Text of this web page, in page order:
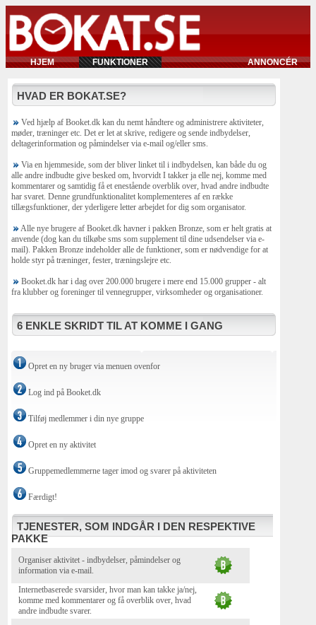
HJEM FUNKTIONER ANNONCÉR
HVAD ER BOKAT.SE?
Ved hjælp af Booket.dk kan du nemt håndtere og administrere aktiviteter,
møder, træninger etc. Det er let at skrive, redigere og sende indbydelser,
deltagerinformation og påmindelser via e-mail og/eller sms.
Via en hjemmeside, som der bliver linket til i indbydelsen, kan både du og
alle andre indbudte give besked om, hvorvidt I takker ja elle nej, komme med
kommentarer og samtidig få et enestående overblik over, hvad andre indbudte
har svaret. Denne grundfunktionalitet komplementeres af en række
tillægsfunktioner, der yderligere letter arbejdet for dig som organisator.
Alle nye brugere af Booket.dk havner i pakken Bronze, som er helt gratis at
anvende (dog kan du tilkøbe sms som supplement til dine udsendelser via e-
mail). Pakken Bronze indeholder alle de funktioner, som er nødvendige for at
holde styr på træninger, fester, træningslejre etc.
Booket.dk har i dag over 200.000 brugere i mere end 15.000 grupper - alt
fra klubber og foreninger til vennegrupper, virksomheder og organisationer.
6 ENKLE SKRIDT TIL AT KOMME I GANG
Opret en ny bruger via menuen ovenfor
Log ind på Booket.dk
Tilføj medlemmer i din nye gruppe
Opret en ny aktivitet
Gruppemedlemmerne tager imod og svarer på aktiviteten
Færdigt!
TJENESTER, SOM INDGÅR I DEN RESPEKTIVE
PAKKE
Organiser aktivitet - indbydelser, påmindelser og
information via e-mail.
Internetbaserede svarsider, hvor man kan takke ja/nej,
komme med kommentarer og få overblik over, hvad
andre indbudte svarer.